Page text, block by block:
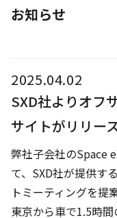
お知らせ
2025.04.02
SXD社よりオフ
サイトがリリー
弊社子会社のSpace
て、SXD社が提供す
トミーティングを提
東京から車で1.5時